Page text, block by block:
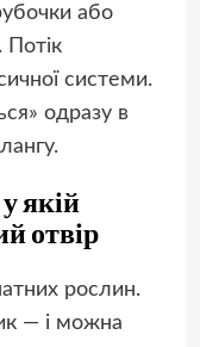
або
Потік
системи.
одразу в
якій
отвір
рослин.
— і можна